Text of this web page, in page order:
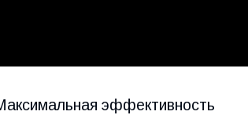
эффективность